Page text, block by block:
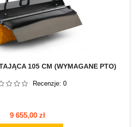
105 CM (WYMAGANE PTO)
Recenzje: 0
Cena
9 655,00 zł